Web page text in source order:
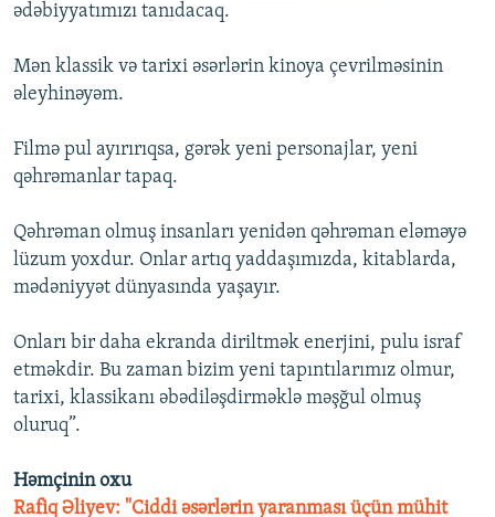
ədəbiyyatımızı tanıdacaq.
Mən klassik və tarixi əsərlərin kinoya çevrilməsinin
əleyhinəyəm.
Filmə pul ayırırıqsa, gərək yeni personajlar, yeni
qəhrəmanlar tapaq.
Qəhrəman olmuş insanları yenidən qəhrəman eləməyə
lüzum yoxdur. Onlar artıq yaddaşımızda, kitablarda,
mədəniyyət dünyasında yaşayır.
Onları bir daha ekranda diriltmək enerjini, pulu israf
etməkdir. Bu zaman bizim yeni tapıntılarımız olmur,
tarixi, klassikanı əbədiləşdirməklə məşğul olmuş
oluruq”.
Həmçinin oxu
Rafiq Əliyev: "Ciddi əsərlərin yaranması üçün mühit